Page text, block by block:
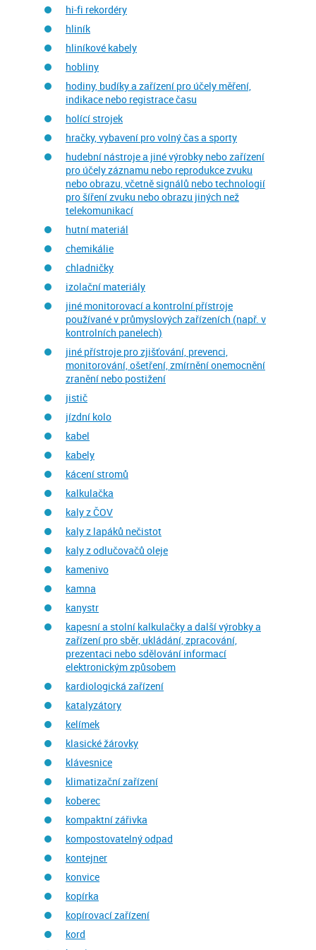
hi-fi rekordéry
hliník
hliníkové kabely
hobliny
hodiny, budíky a zařízení pro účely měření,
indikace nebo registrace času
holící strojek
hračky, vybavení pro volný čas a sporty
hudební nástroje a jiné výrobky nebo zařízení
pro účely záznamu nebo reprodukce zvuku
nebo obrazu, včetně signálů nebo technologií
pro šíření zvuku nebo obrazu jiných než
telekomunikací
hutní materiál
chemikálie
chladničky
izolační materiály
jiné monitorovací a kontrolní přístroje
používané v průmyslových zařízeních (např. v
kontrolních panelech)
jiné přístroje pro zjišťování, prevenci,
monitorování, ošetření, zmírnění onemocnění
zranění nebo postižení
jistič
jízdní kolo
kabel
kabely
kácení stromů
kalkulačka
kaly z ČOV
kaly z lapáků nečistot
kaly z odlučovačů oleje
kamenivo
kamna
kanystr
kapesní a stolní kalkulačky a další výrobky a
zařízení pro sběr, ukládání, zpracování,
prezentaci nebo sdělování informací
elektronickým způsobem
kardiologická zařízení
katalyzátory
kelímek
klasické žárovky
klávesnice
klimatizační zařízení
koberec
kompaktní zářivka
kompostovatelný odpad
kontejner
konvice
kopírka
kopírovací zařízení
kord